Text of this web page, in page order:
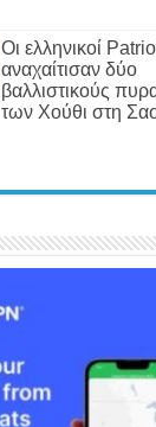
Οι ελληνικοί
αναχαίτισαν δύο
βαλλιστικούς
των Χούθι στη